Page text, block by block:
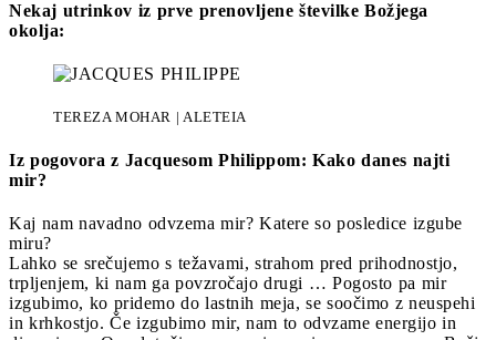
Nekaj utrinkov iz prve prenovljene številke Božjega
okolja:
TEREZA MOHAR | ALETEIA
Iz pogovora z Jacquesom Philippom: Kako danes najti
mir?
Kaj nam navadno odvzema mir? Katere so posledice izgube
miru?
Lahko se srečujemo s težavami, strahom pred prihodnostjo,
trpljenjem, ki nam ga povzročajo drugi … Pogosto pa mir
izgubimo, ko pridemo do lastnih meja, se soočimo z neuspehi
in krhkostjo. Če izgubimo mir, nam to odvzame energijo in